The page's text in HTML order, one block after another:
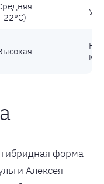
22°С)
форма
Алексея